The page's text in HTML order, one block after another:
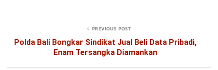
PREVIOUS POST
Polda Bali Bongkar Sindikat Jual Beli Data Pribadi,
Enam Tersangka Diamankan